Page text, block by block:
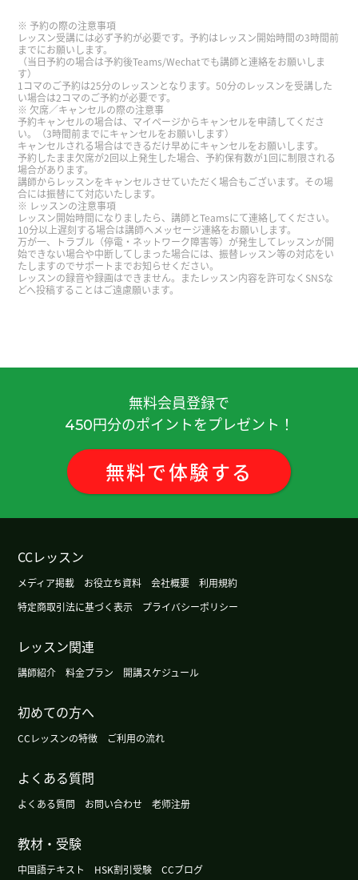
有点遗憾，要是能把中文说得更流利一点就好
了……县木塔、悬空寺、云冈石窟……其实这些地
方都是朋友带我去参观的。下次上课的时候，我会
给老师看这些照片。( 50代 女性 )
好好儿休息吧。谢谢您，下次见。
和您一起聊天的时间真的很开心，谢谢您！
每次和老师一起聊得很开心！下次见！( 男性 )
尤其晚上非常忙碌，但是我觉得基本上很开心。谢
谢您，下次见！
在中国度过的时光，非常开心。下次也请多多关
谢谢您教我细致的表达。这些说法在教科书里似乎
没有。最近为了练习写作，我开始经常写日记。虽
听。请再教我。
劳逸结合很重要。谢谢您，下次见！
和您一起上课总是很开心而且有意义。谢谢您，下
谢谢老师！今天的课也非常开心。听说北方已经38
气都不一样，不过现在的天气确实有点儿异常。天
气很热，请老师多注意身体。 非常感谢您关心我的
麻烦，我会留出充足的时间来行动。旅行结束后，
我会给您报告的。下一次课也请多多关照！下次
见。( 50代 男性 )
我向老师介绍了低气压引起的头痛和相关的app，很
也学到了新的词语，很开心。谢谢老师下次见！
予約の際の注意事項
レッスン受講には必ず予約が必要です。予約はレッスン開始時間の3時間前
までにお願いします。
（当日予約の場合は予約後Teams/Wechatでも講師と連絡をお願いしま
す）
1コマのご予約は25分のレッスンとなります。50分のレッスンを受講した
い場合は2コマのご予約が必要です。
欠席／キャンセルの際の注意事
予約キャンセルの場合は、マイページからキャンセルを申請してくださ
い。（3時間前までにキャンセルをお願いします）
キャンセルされる場合はできるだけ早めにキャンセルをお願いします。
予約したまま欠席が2回以上発生した場合、予約保有数が1回に制限される
場合があります。
講師からレッスンをキャンセルさせていただく場合もございます。その場
合には振替にて対応いたします。
レッスンの注意事項
レッスン開始時間になりましたら、講師とTeamsにて連絡してください。
10分以上遅刻する場合は講師へメッセージ連絡をお願いします。
万が一、トラブル（停電・ネットワーク障害等）が発生してレッスンが開
始できない場合や中断してしまった場合には、振替レッスン等の対応をい
たしますのでサポートまでお知らせください。
レッスンの録音や録画はできません。またレッスン内容を許可なくSNSな
どへ投稿することはご遠慮願います。
無料会員登録で
450円分のポイントをプレゼント！
無料で体験する
CCレッスン
メディア掲載 お役立ち資料 会社概要
利用規約
特定商取引法に基づく表示
プライバシーポリシー
レッスン関連
講師紹介 料金プラン 開講スケジュール
初めての方へ
CCレッスンの特徴 ご利用の流れ
よくある質問
よくある質問 お問い合わせ 老师注册
教材・受験
中国語テキスト HSK割引受験 CCブログ